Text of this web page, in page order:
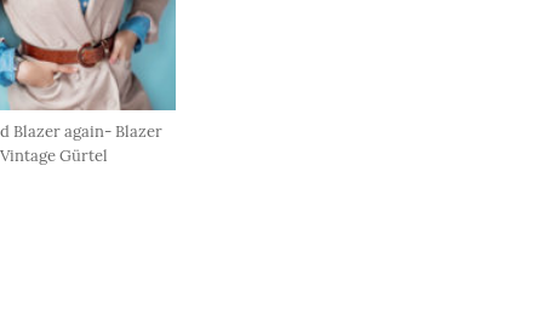
Blazer again- Blazer
Gürtel